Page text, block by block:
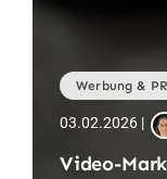
Werbung & PR
03.02.2026 |
Video-